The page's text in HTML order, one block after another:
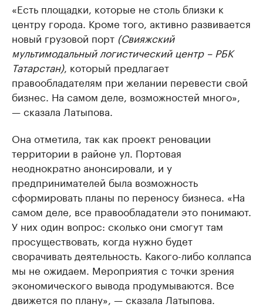
«Есть площадки, которые не столь близки к
центру города. Кроме того, активно развивается
новый грузовой порт (Свияжский
мультимодальный логистический центр – РБК
Татарстан), который предлагает
правообладателям при желании перевести свой
бизнес. На самом деле, возможностей много»,
— сказала Латыпова.
Она отметила, так как проект реновации
территории в районе ул. Портовая
неоднократно анонсировали, и у
предпринимателей была возможность
сформировать планы по переносу бизнеса. «На
самом деле, все правообладатели это понимают.
У них один вопрос: сколько они смогут там
просуществовать, когда нужно будет
сворачивать деятельность. Какого-либо коллапса
мы не ожидаем. Мероприятия с точки зрения
экономического вывода продумываются. Все
движется по плану», — сказала Латыпова.